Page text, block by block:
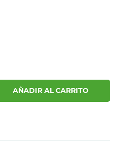
AÑADIR AL CARRITO